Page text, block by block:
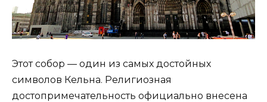
Этот собор — один из самых достойных
символов Кельна. Религиозная
достопримечательность официально внесена